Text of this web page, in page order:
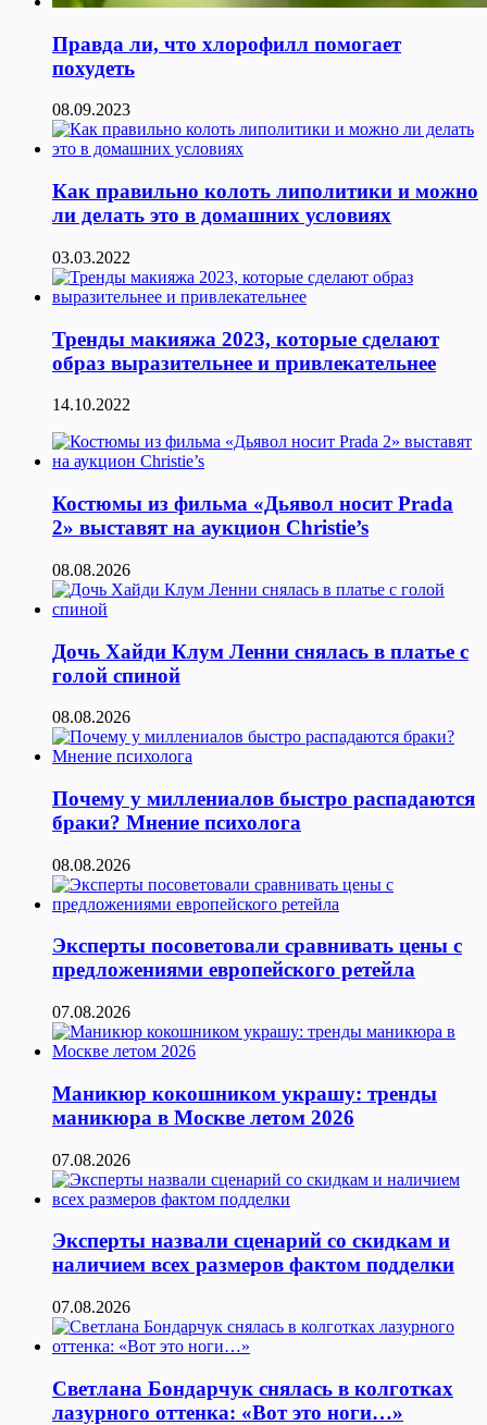
Правда ли, что хлорофилл помогает
похудеть
08.09.2023
Как правильно колоть липолитики и можно
ли делать это в домашних условиях
03.03.2022
Тренды макияжа 2023, которые сделают
образ выразительнее и привлекательнее
14.10.2022
Костюмы из фильма «Дьявол носит Prada
2» выставят на аукцион Christie’s
08.08.2026
Дочь Хайди Клум Ленни снялась в платье с
голой спиной
08.08.2026
Почему у миллениалов быстро распадаются
браки? Мнение психолога
08.08.2026
Эксперты посоветовали сравнивать цены с
предложениями европейского ретейла
07.08.2026
Маникюр кокошником украшу: тренды
маникюра в Москве летом 2026
07.08.2026
Эксперты назвали сценарий со скидкам и
наличием всех размеров фактом подделки
07.08.2026
Светлана Бондарчук снялась в колготках
лазурного оттенка: «Вот это ноги…»